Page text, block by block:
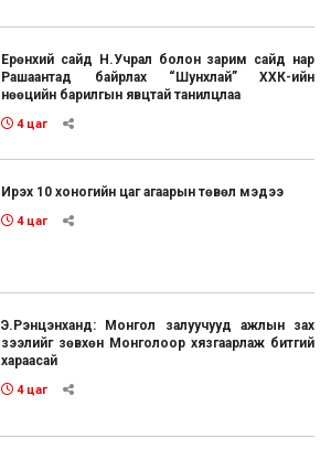
Ерөнхий сайд Н.Учрал болон зарим сайд нар
Рашаантад байрлах “Шунхлай” ХХК-ийн
нөөцийн барилгын явцтай танилцлаа
4 цаг
Ирэх 10 хоногийн цаг агаарын төвөл мэдээ
4 цаг
Э.Рэнцэнханд: Монгол залуучууд ажлын зах
зээлийг зөвхөн Монголоор хязгаарлаж битгий
хараасай
4 цаг